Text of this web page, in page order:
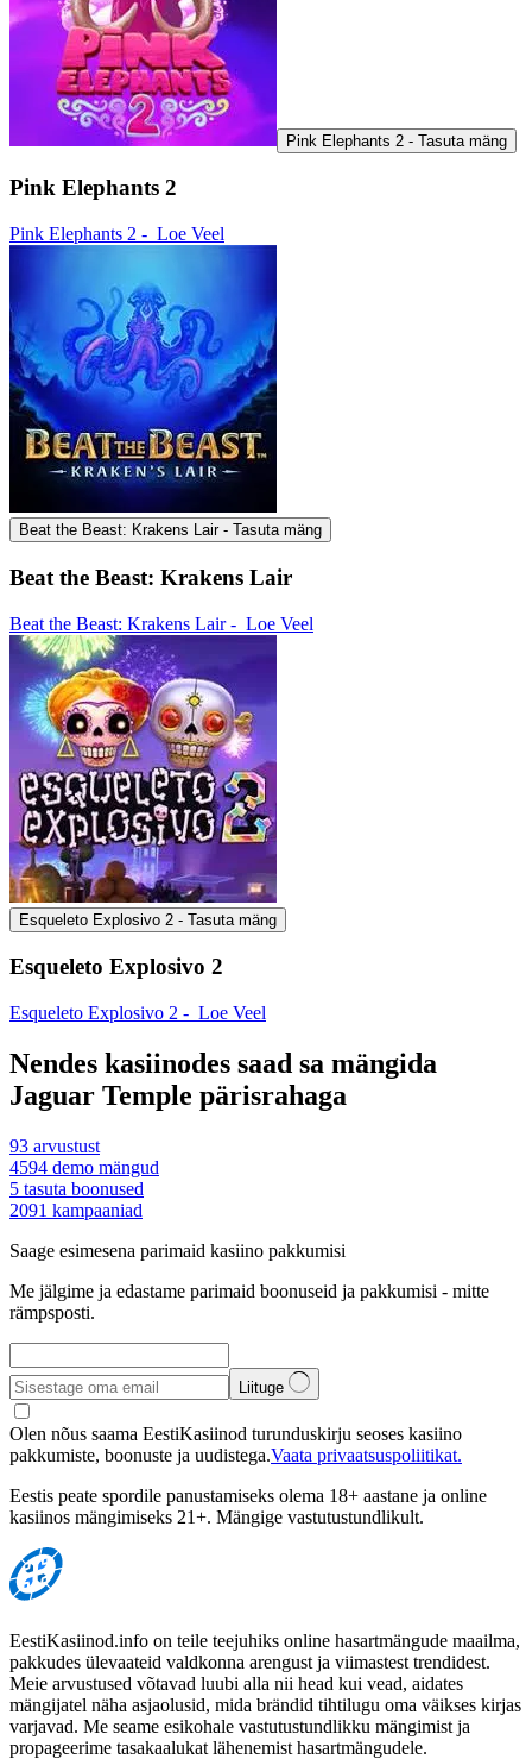
Pink Elephants 2 - Tasuta mäng
Pink Elephants 2
Pink Elephants 2 - Loe Veel
Beat the Beast: Krakens Lair - Tasuta mäng
Beat the Beast: Krakens Lair
Beat the Beast: Krakens Lair - Loe Veel
Esqueleto Explosivo 2 - Tasuta mäng
Esqueleto Explosivo 2
Esqueleto Explosivo 2 - Loe Veel
Nendes kasiinodes saad sa mängida
Jaguar Temple pärisrahaga
93 arvustust
4594 demo mängud
5 tasuta boonused
2091 kampaaniad
Saage esimesena parimaid kasiino pakkumisi
Me jälgime ja edastame parimaid boonuseid ja pakkumisi - mitte
rämpsposti.
Liituge
Olen nõus saama EestiKasiinod turunduskirju seoses kasiino
pakkumiste, boonuste ja uudistega.Vaata privaatsuspoliitikat.
Eestis peate spordile panustamiseks olema 18+ aastane ja online
kasiinos mängimiseks 21+. Mängige vastutustundlikult.
EestiKasiinod.info on teile teejuhiks online hasartmängude maailma,
pakkudes ülevaateid valdkonna arengust ja viimastest trendidest.
Meie arvustused võtavad luubi alla nii head kui vead, aidates
mängijatel näha asjaolusid, mida brändid tihtilugu oma väikses kirjas
varjavad. Me seame esikohale vastutustundlikku mängimist ja
propageerime tasakaalukat lähenemist hasartmängudele.